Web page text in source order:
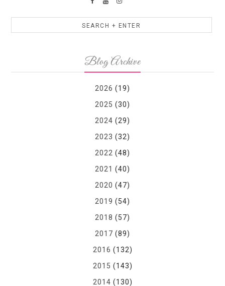
Blog Archive
2026 (19)
2025 (30)
2024 (29)
2023 (32)
2022 (48)
2021 (40)
2020 (47)
2019 (54)
2018 (57)
2017 (89)
2016 (132)
2015 (143)
2014 (130)